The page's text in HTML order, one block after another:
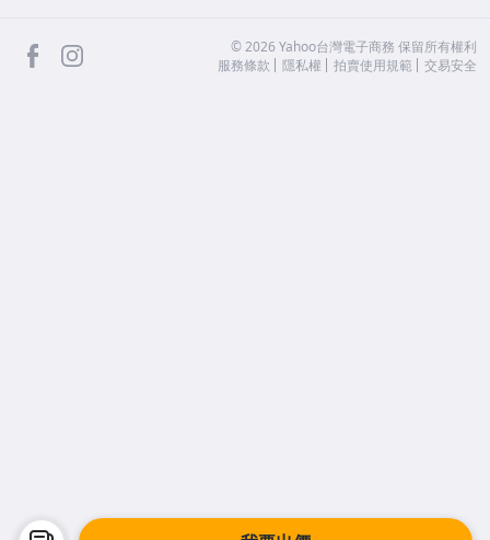
facebook ©2026 Yahoo台灣電子商務 保留所有權利
服務條款
隱私權 拍賣使用規範 交易安全